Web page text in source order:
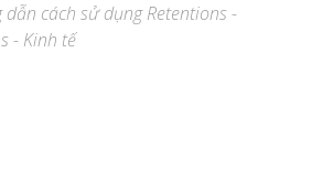
cách sử dụng Retentions -
- Kinh tế